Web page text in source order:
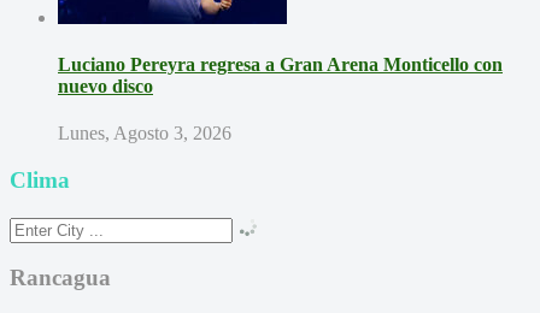
Luciano Pereyra regresa a Gran Arena Monticello con
nuevo disco
Lunes, Agosto 3, 2026
Clima
Rancagua